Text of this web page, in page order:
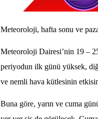
Meteoroloji, hafta sonu ve
Meteoroloji Dairesi’nin 19 –
periyodun ilk günü yüksek,
ve nemli hava kütlesinin
Buna göre, yarın ve cuma